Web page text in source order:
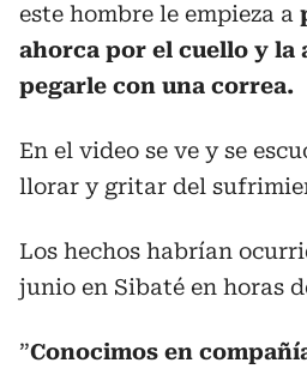
este hombre le empieza a
ahorca por el cuello y la
pegarle con una correa.
En el video se ve y se
llorar y gritar del
Los hechos habrían
junio en Sibaté en horas
”Conocimos en